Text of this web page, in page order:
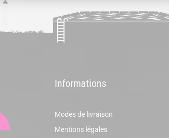
Informations
Modes de livraison
Mentions légales